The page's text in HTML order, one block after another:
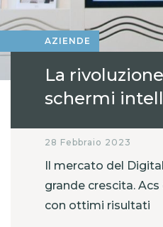
AZIENDE
La
schermi
28 Febbraio 2023
Il mercato del
grande crescita.
con ottimi risultati